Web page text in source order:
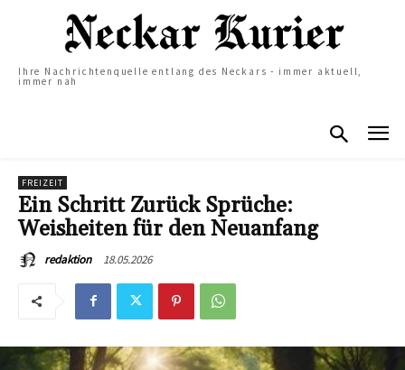
Ihre Nachrichtenquelle entlang des Neckars - immer aktuell,
immer nah
FREIZEIT
Ein Schritt Zurück Sprüche:
Weisheiten für den Neuanfang
redaktion 18.05.2026